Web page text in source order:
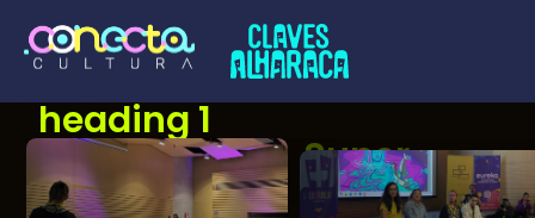
Super
Toña
heading 1